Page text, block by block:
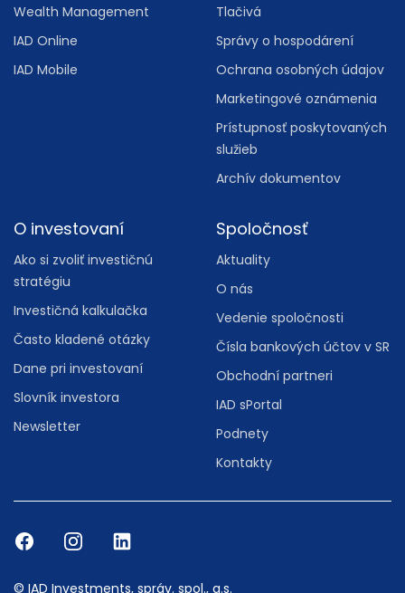
Wealth Management
IAD Online
IAD Mobile
Tlačivá
Správy o hospodárení
Ochrana osobných údajov
Marketingové oznámenia
Prístupnosť poskytovaných
služieb
Archív dokumentov
O investovaní
Ako si zvoliť investičnú
stratégiu
Investičná kalkulačka
Často kladené otázky
Dane pri investovaní
Slovník investora
Newsletter
Spoločnosť
Aktuality
O nás
Vedenie spoločnosti
Čísla bankových účtov v SR
Obchodní partneri
IAD sPortal
Podnety
Kontakty
© IAD Investments, správ. spol., a.s.